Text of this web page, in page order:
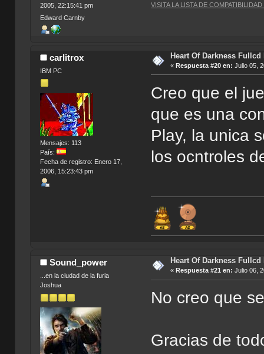
2005, 22:15:41 pm
Edward Carnby
VISITA LA LISTA DE
carlitrox
IBM PC
Mensajes: 113
País:
Fecha de registro: Enero 17,
2006, 15:23:43 pm
Heart Of Darkness Fullcd
« Respuesta #20 en: Julio 05,
Creo que el
que es una
Play, la unica
los ocntroles
Sound_power
...en la ciudad de la furia
Joshua
Heart Of Darkness Fullcd
« Respuesta #21 en: Julio 06,
No creo que
Gracias de